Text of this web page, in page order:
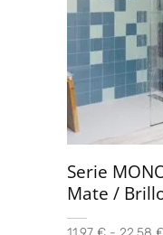
Serie
Mate /